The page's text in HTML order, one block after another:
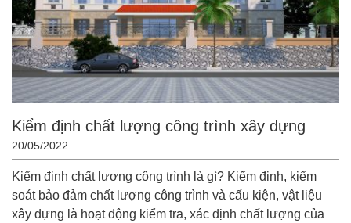
Kiểm định chất lượng công trình xây dựng
20/05/2022
Kiểm định chất lượng công trình là gì? Kiểm định, kiểm
soát bảo đảm chất lượng công trình và cấu kiện, vật liệu
xây dựng là hoạt động kiểm tra, xác định chất lượng của